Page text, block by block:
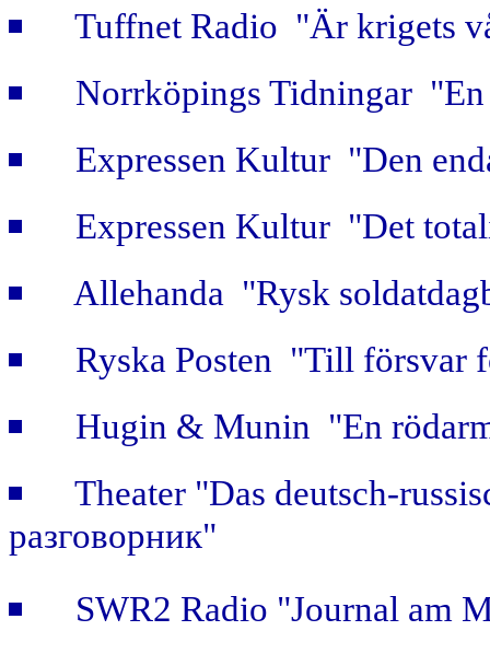
Tuffnet Radio "Är krigets
Norrköpings Tidningar
Expressen Kultur "Den
Expressen Kultur "Det
Allehanda "Rysk
Ryska Posten "Till försvar
Hugin & Munin "En
Theater "Das deutsch-
разговорник"
SWR2 Radio "Journal am